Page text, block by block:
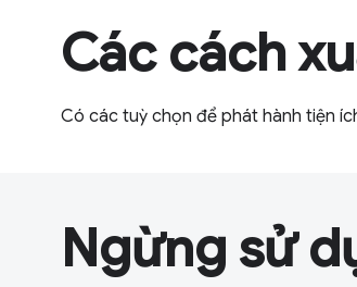
Các cách
Có các tuỳ chọn để phát hành tiện
Ngừng sử